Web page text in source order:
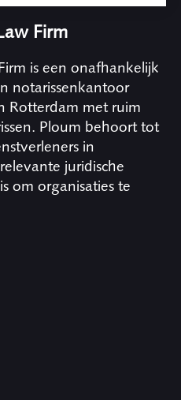
Firm
is een onafhankelijk
notarissenkantoor
Rotterdam met ruim
Ploum behoort tot
in
juridische
om organisaties te